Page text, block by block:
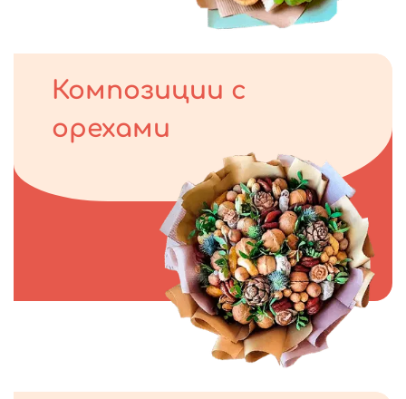
Композиции с
орехами